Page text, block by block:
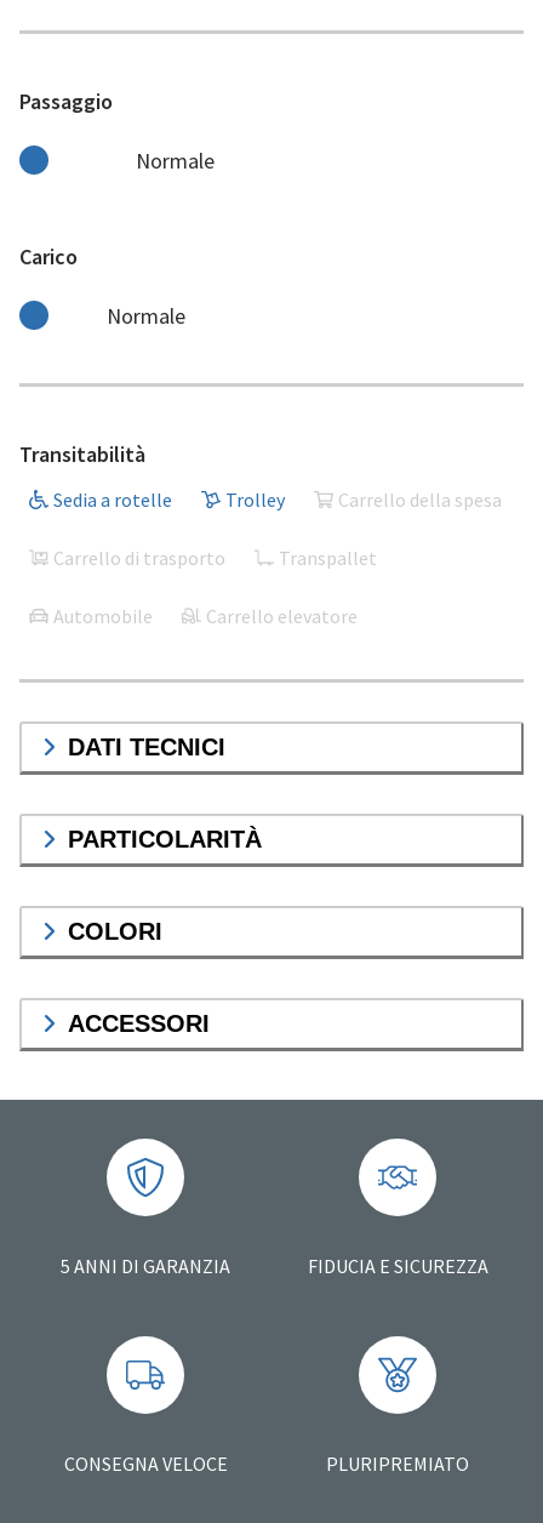
Passaggio
Normale
Carico
Normale
Transitabilità
Sedia a rotelle Trolley Carrello della spesa
Carrello di trasporto Transpallet
Automobile Carrello elevatore
DATI TECNICI
PARTICOLARITÀ
COLORI
ACCESSORI
5 ANNI DI GARANZIA FIDUCIA E SICUREZZA
CONSEGNA VELOCE PLURIPREMIATO